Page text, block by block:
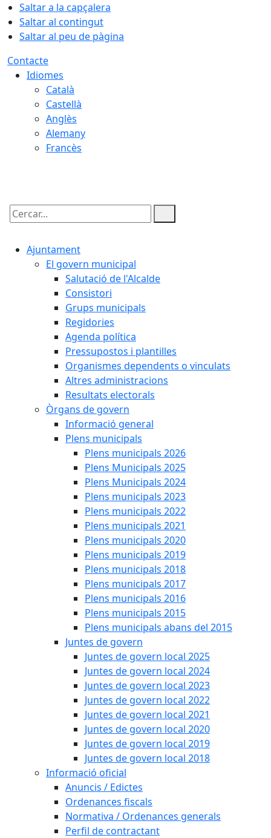
Saltar a la capçalera
Saltar al contingut
Saltar al peu de pàgina
Contacte
Idiomes
Català
Castellà
Anglès
Alemany
Francès
Cercar:
Ajuntament
El govern municipal
Salutació de l'Alcalde
Consistori
Grups municipals
Regidories
Agenda política
Pressupostos i plantilles
Organismes dependents o vinculats
Altres administracions
Resultats electorals
Òrgans de govern
Informació general
Plens municipals
Plens municipals 2026
Plens Municipals 2025
Plens Municipals 2024
Plens municipals 2023
Plens municipals 2022
Plens municipals 2021
Plens municipals 2020
Plens municipals 2019
Plens municipals 2018
Plens municipals 2017
Plens municipals 2016
Plens municipals 2015
Plens municipals abans del 2015
Juntes de govern
Juntes de govern local 2025
Juntes de govern local 2024
Juntes de govern local 2023
Juntes de govern local 2022
Juntes de govern local 2021
Juntes de govern local 2020
Juntes de govern local 2019
Juntes de govern local 2018
Informació oficial
Anuncis / Edictes
Ordenances fiscals
Normativa / Ordenances generals
Perfil de contractant